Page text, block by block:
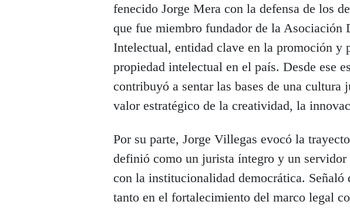
fenecido Jorge Mera con la defensa de los
que fue miembro fundador de la Asociación
Intelectual, entidad clave en la promoción y
propiedad intelectual en el país. Desde ese
contribuyó a sentar las bases de una cultura
valor estratégico de la creatividad, la
Por su parte, Jorge Villegas evocó la
definió como un jurista íntegro y un
con la institucionalidad democrática. Señaló
tanto en el fortalecimiento del marco legal